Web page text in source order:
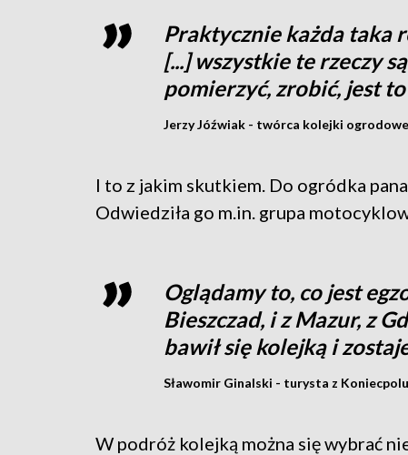
Praktycznie każda taka
[...] wszystkie te rzeczy
pomierzyć, zrobić, jest
Jerzy Jóźwiak - twórca kolejki
I to z jakim skutkiem. Do ogródka
Odwiedziła go m.in. grupa
Oglądamy to, co jest
Bieszczad, i z Mazur, z
bawił się kolejką i
Sławomir Ginalski - turysta z Koniecpolu
W podróż kolejką można się wybrać